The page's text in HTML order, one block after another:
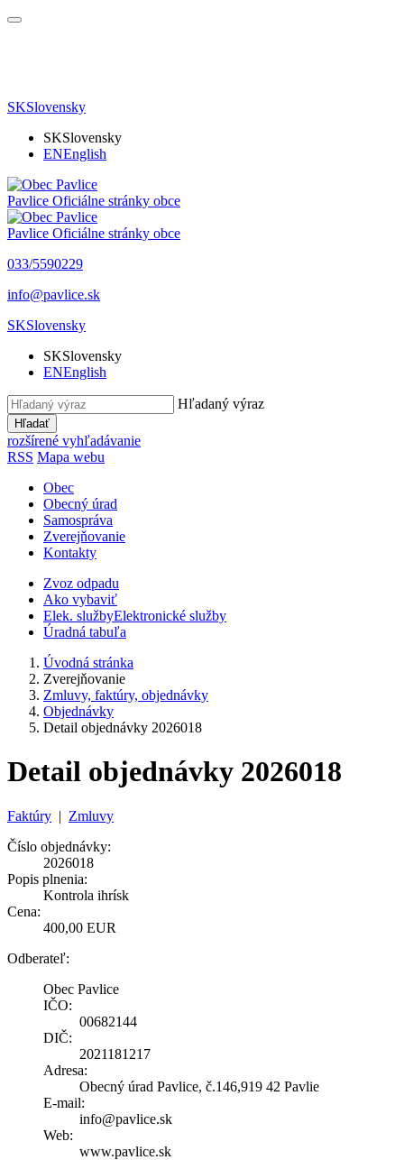
SKSlovensky
SKSlovensky
ENEnglish
Pavlice Oficiálne stránky obce
Pavlice Oficiálne stránky obce
033/5590229
info@pavlice.sk
SKSlovensky
SKSlovensky
ENEnglish
Hľadaný výraz
Hľadať
rozšírené vyhľadávanie
RSS Mapa webu
Obec
Obecný úrad
Samospráva
Zverejňovanie
Kontakty
Zvoz odpadu
Ako vybaviť
Elek. službyElektronické služby
Úradná tabuľa
Úvodná stránka
Zverejňovanie
Zmluvy, faktúry, objednávky
Objednávky
Detail objednávky 2026018
Detail objednávky 2026018
Faktúry | Zmluvy
Číslo objednávky:
2026018
Popis plnenia:
Kontrola ihrísk
Cena:
400,00 EUR
Odberateľ:
Obec Pavlice
IČO:
00682144
DIČ:
2021181217
Adresa:
Obecný úrad Pavlice, č.146,919 42 Pavlie
E-mail:
info@pavlice.sk
Web:
www.pavlice.sk